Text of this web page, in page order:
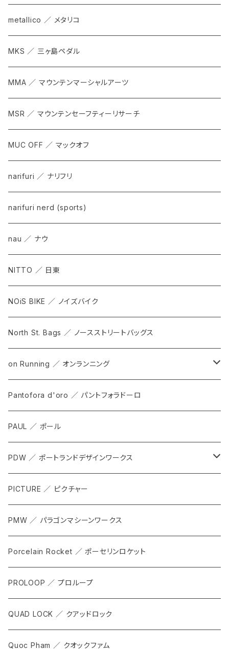
metallico ／ メタリコ
MKS ／ 三ヶ島ペダル
MMA ／ マウンテンマーシャルアーツ
MSR ／ マウンテンセーフティーリサーチ
MUC OFF ／ マックオフ
narifuri ／ ナリフリ
narifuri nerd (sports)
nau ／ ナウ
NITTO ／ 日東
NOiS BIKE ／ ノイズバイク
North St. Bags ／ ノースストリートバッグス
on Running ／ オンランニング
ALL
SHOES
APPAREL
ACCESSORIES
Pantofora d'oro ／ パントフォラドーロ
PAUL ／ ポール
PDW ／ ポートランドデザインワークス
ALL
CARRIER & RACKS
COCKPIT
TOOL
PICTURE ／ ピクチャー
PMW ／ パラゴンマシーンワークス
Porcelain Rocket ／ ポーセリンロケット
PROLOOP ／ プロループ
QUAD LOCK ／ クアッドロック
Quoc Pham ／ クオックファム